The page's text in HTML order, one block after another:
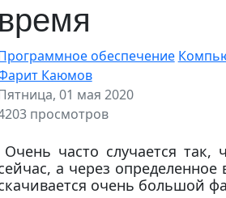
время
обеспечение
Каюмов
01 мая 2020
просмотров
Очень часто случается
а через
очень большой